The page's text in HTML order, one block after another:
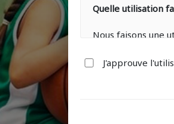
Quelle utilisation
Nous faisons une
La
J'approuve